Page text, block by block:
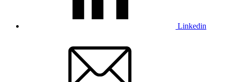
Linkedin